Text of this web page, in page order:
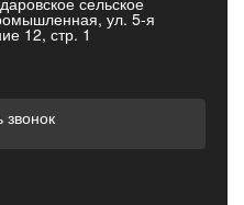
ул. 5-я
12, стр. 1
звонок